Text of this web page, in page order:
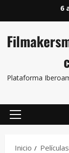
6
Plataforma
Inicio Películas